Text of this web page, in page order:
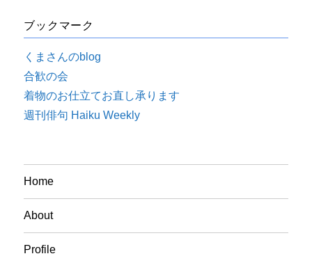
ブックマーク
くまさんのblog
合歓の会
着物のお仕立てお直し承ります
週刊俳句 Haiku Weekly
Home
About
Profile